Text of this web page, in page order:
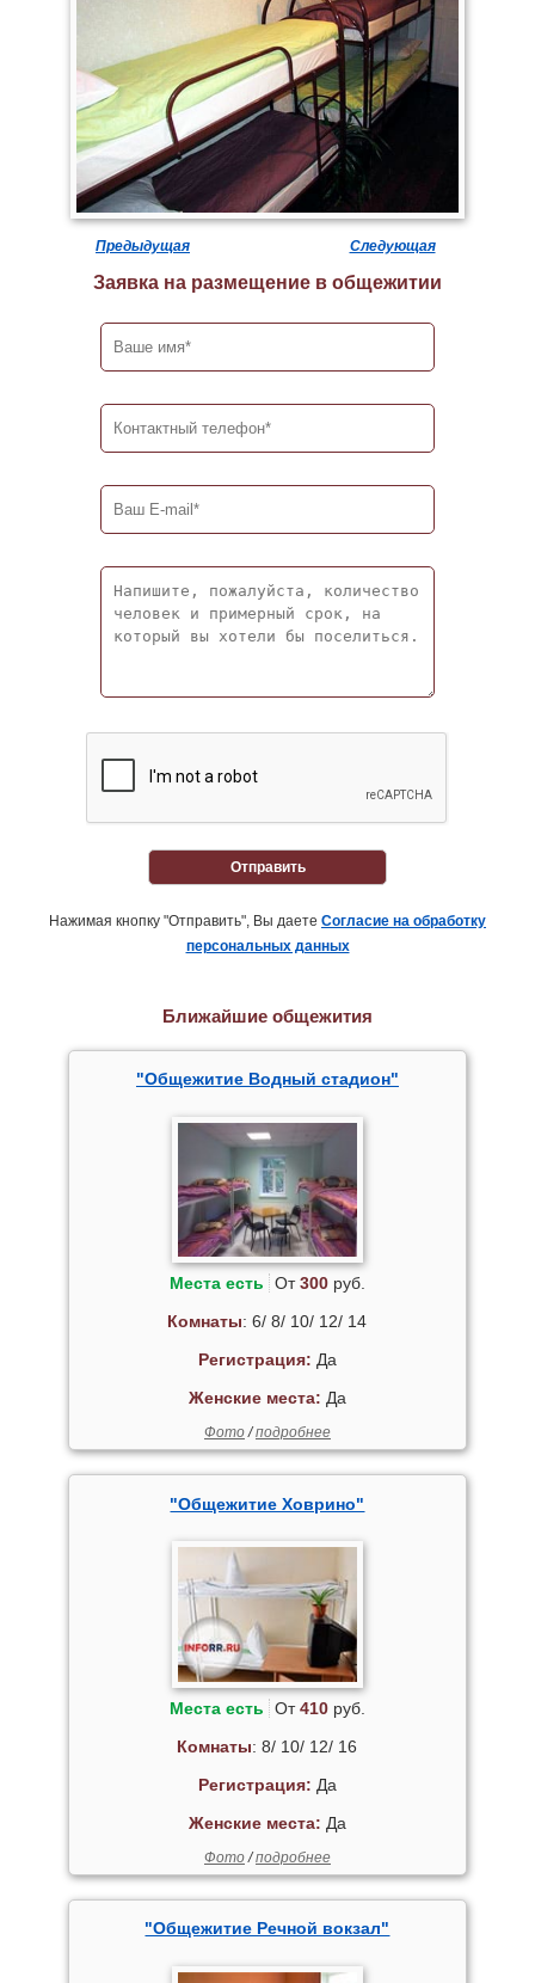
Предыдущая Следующая
Заявка на размещение в общежитии
Отправить
Нажимая кнопку "Отправить", Вы даете Согласие на обработку
персональных данных
Ближайшие общежития
"Общежитие Водный стадион"
Места есть От300руб.
Комнаты: 6/ 8/ 10/ 12/ 14
Регистрация: Да
Женские места: Да
Фото/подробнее
"Общежитие Ховрино"
Места есть От410руб.
Комнаты: 8/ 10/ 12/ 16
Регистрация: Да
Женские места: Да
Фото/подробнее
"Общежитие Речной вокзал"